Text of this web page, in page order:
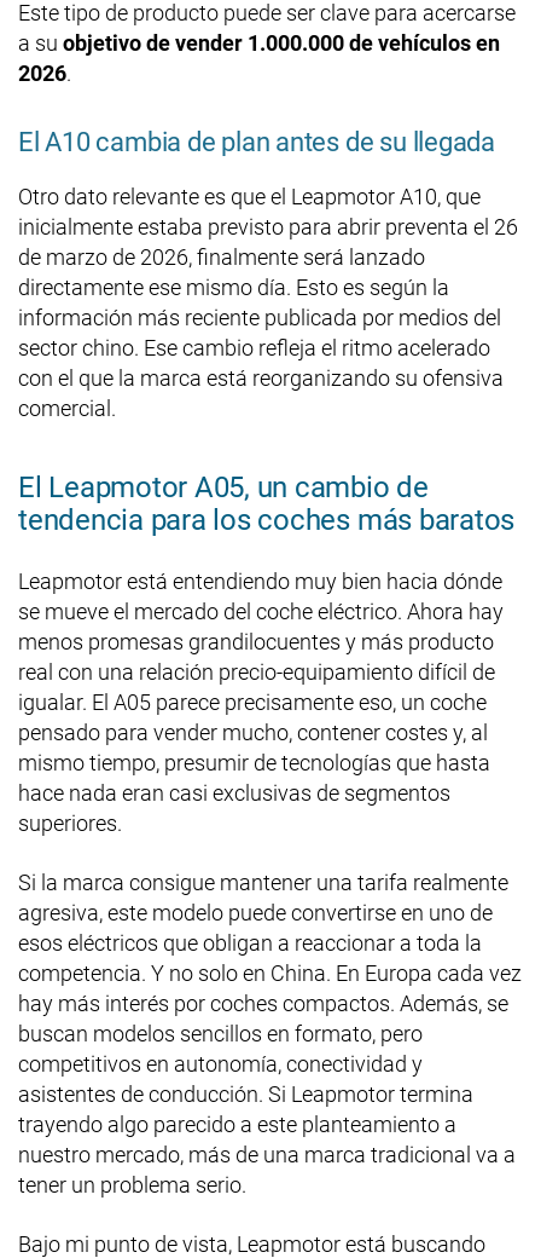
Este tipo de producto puede ser clave para acercarse
a su objetivo de vender 1.000.000 de vehículos en
2026.
El A10 cambia de plan antes de su llegada
Otro dato relevante es que el Leapmotor A10, que
inicialmente estaba previsto para abrir preventa el 26
de marzo de 2026, finalmente será lanzado
directamente ese mismo día. Esto es según la
información más reciente publicada por medios del
sector chino. Ese cambio refleja el ritmo acelerado
con el que la marca está reorganizando su ofensiva
comercial.
El Leapmotor A05, un cambio de
tendencia para los coches más baratos
Leapmotor está entendiendo muy bien hacia dónde
se mueve el mercado del coche eléctrico. Ahora hay
menos promesas grandilocuentes y más producto
real con una relación precio-equipamiento difícil de
igualar. El A05 parece precisamente eso, un coche
pensado para vender mucho, contener costes y, al
mismo tiempo, presumir de tecnologías que hasta
hace nada eran casi exclusivas de segmentos
superiores.
Si la marca consigue mantener una tarifa realmente
agresiva, este modelo puede convertirse en uno de
esos eléctricos que obligan a reaccionar a toda la
competencia. Y no solo en China. En Europa cada vez
hay más interés por coches compactos. Además, se
buscan modelos sencillos en formato, pero
competitivos en autonomía, conectividad y
asistentes de conducción. Si Leapmotor termina
trayendo algo parecido a este planteamiento a
nuestro mercado, más de una marca tradicional va a
tener un problema serio.
Bajo mi punto de vista, Leapmotor está buscando